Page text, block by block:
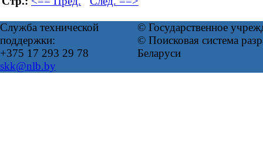
Служба технической
поддержки:
+375 17 293 29 78
skk@nlb.by
© Государственное
© Поисковая система
Беларуси